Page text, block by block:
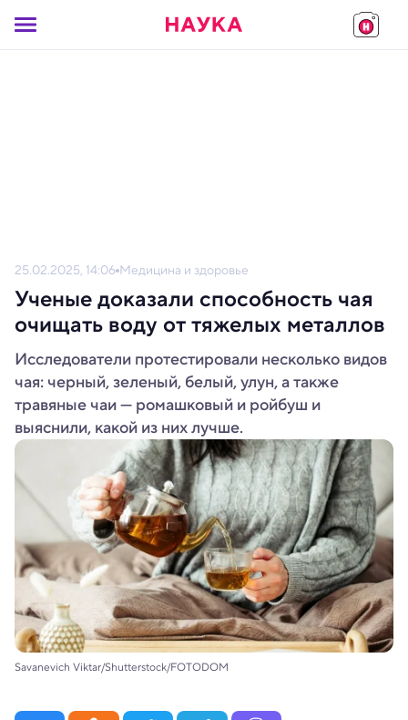
25.02.2025, 14:06 Медицина и здоровье
Ученые доказали способность чая
очищать воду от тяжелых металлов
Исследователи протестировали несколько видов
чая: черный, зеленый, белый, улун, а также
травяные чаи — ромашковый и ройбуш и
выяснили, какой из них лучше.
Savanevich Viktar/Shutterstock/FOTODOM